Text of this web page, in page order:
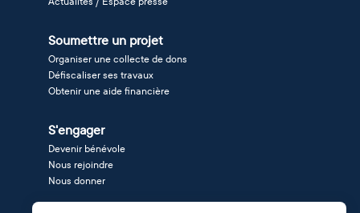
Soumettre un projet
Organiser une collecte de dons
Défiscaliser ses travaux
Obtenir une aide financière
S'engager
Devenir bénévole
Nous rejoindre
Nous donner